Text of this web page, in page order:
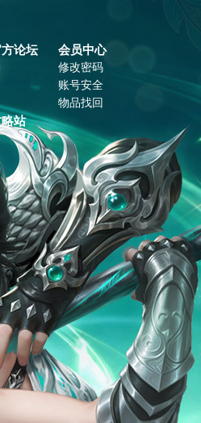
论坛 会员中心
修改密码
账号安全
物品找回
站